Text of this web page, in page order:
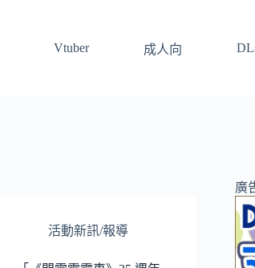
Vtuber 成人向
活動新訊/報導
廣